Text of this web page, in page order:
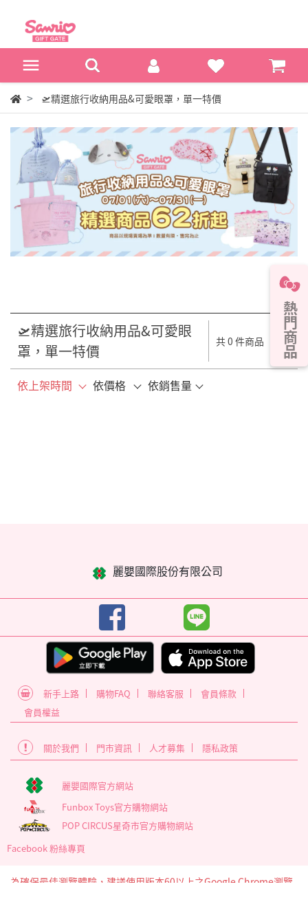
熱門商品
🛫精選旅行收納用品&可愛眼罩，單一特價
🛫精選旅行收納用品&可愛眼
罩，單一特價
共 0 件商品
依上架時間 依價格 依銷售量
麗嬰國際股份有限公司
新手上路 購物FAQ 聯絡客服
會員條款
會員權益
關於我們 門市資訊 人才募集 隱私政策
麗嬰國際官方網站
Funbox Toys官方購物網站
POP CIRCUS星奇市官方購物網站
Facebook 粉絲專頁
為確保最佳瀏覽體驗，建議使用版本60以上之Google Chrome瀏覽